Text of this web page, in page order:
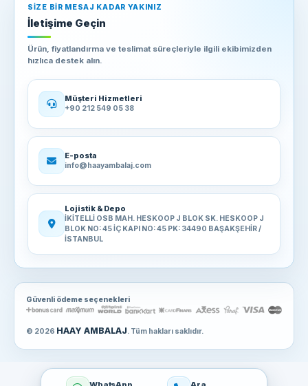
SIZE BIR MESAJ KADAR YAKINIZ
İletişime Geçin
Ürün, fiyatlandırma ve teslimat süreçleriyle ilgili ekibimizden
hızlıca destek alın.
Müşteri Hizmetleri
+90 212 549 05 38
E-posta
info@haayambalaj.com
Lojistik & Depo
İKİTELLİ OSB MAH. HESKOOP J BLOK SK. HESKOOP J
BLOK NO: 45 İÇ KAPI NO: 45 PK: 34490 BAŞAKŞEHİR /
İSTANBUL
Güvenli ödeme seçenekleri
© 2026 HAAY AMBALAJ. Tüm hakları saklıdır.